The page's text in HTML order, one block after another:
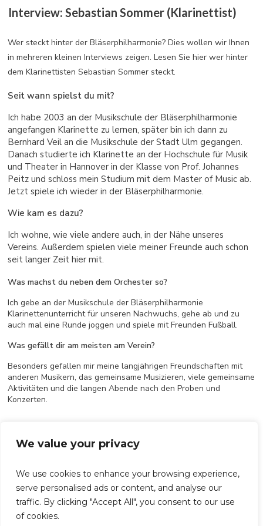
We value your privacy
We use cookies to enhance your browsing experience,
serve personalised ads or content, and analyse our
traffic. By clicking "Accept All", you consent to our use
of cookies.
Interview: Sebastian Sommer (Klarinettist)
Wer steckt hinter der Bläserphilharmonie? Dies wollen wir Ihnen
in mehreren kleinen Interviews zeigen. Lesen Sie hier wer hinter
dem Klarinettisten Sebastian Sommer steckt.
Seit wann spielst du mit?
Ich habe 2003 an der Musikschule der Bläserphilharmonie
angefangen Klarinette zu lernen, später bin ich dann zu
Bernhard Veil an die Musikschule der Stadt Ulm gegangen.
Danach studierte ich Klarinette an der Hochschule für Musik
und Theater in Hannover in der Klasse von Prof. Johannes
Peitz und schloss mein Studium mit dem Master of Music ab.
Jetzt spiele ich wieder in der Bläserphilharmonie.
Wie kam es dazu?
Ich wohne, wie viele andere auch, in der Nähe unseres
Vereins. Außerdem spielen viele meiner Freunde auch schon
seit langer Zeit hier mit.
Was machst du neben dem Orchester so?
Ich gebe an der Musikschule der Bläserphilharmonie
Klarinettenunterricht für unseren Nachwuchs, gehe ab und zu
auch mal eine Runde joggen und spiele mit Freunden Fußball.
Was gefällt dir am meisten am Verein?
Besonders gefallen mir meine langjährigen Freundschaften mit
anderen Musikern, das gemeinsame Musizieren, viele gemeinsame
Aktivitäten und die langen Abende nach den Proben und
Konzerten.
Das Interview führte:Erik Fockespielt seit 2013 in der
Bläserphilharmonie der Stadt Blaustein. Er begann in der
Bläserklasse und steigerte sich über das Junior- und
Jugendorchester hin bis zur Bläserphilharmonie. Neben dem